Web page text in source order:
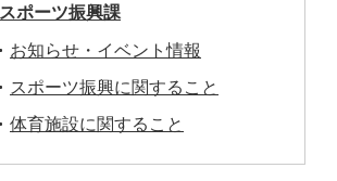
スポーツ振興課
お知らせ・イベント情報
スポーツ振興に関すること
体育施設に関すること